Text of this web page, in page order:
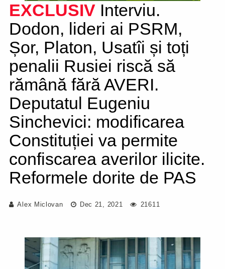
EXCLUSIV Interviu.
Dodon, lideri ai PSRM,
Șor, Platon, Usatîi și toți
penalii Rusiei riscă să
rămână fără AVERI.
Deputatul Eugeniu
Sinchevici: modificarea
Constituției va permite
confiscarea averilor ilicite.
Reformele dorite de PAS
Alex Miclovan Dec 21, 2021 21611